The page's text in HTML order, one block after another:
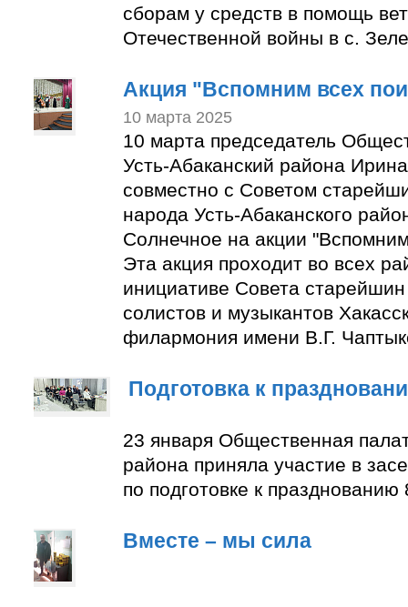
сборам у средств в помощь
Отечественной войны в с.
Акция "Вспомним всех
10 марта 2025
10 марта председатель
Усть-Абаканский района
совместно с Советом
народа Усть-Абаканского
Солнечное на акции
Эта акция проходит во всех
инициативе Совета
солистов и музыкантов
филармония имени В.Г.
Подготовка к
23 января Общественная
района приняла участие в
по подготовке к
Вместе – мы сила